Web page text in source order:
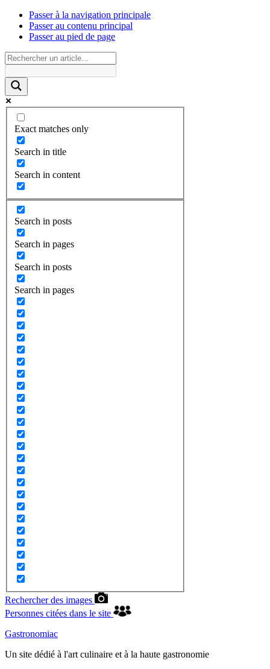
Passer à la navigation principale
Passer au contenu principal
Passer au pied de page
Exact matches only
Search in title
Search in content
Search in posts
Search in pages
Search in posts
Search in pages
Rechercher des images
Personnes citées dans le site
Gastronomiac
Un site dédié à l'art culinaire et à la haute gastronomie